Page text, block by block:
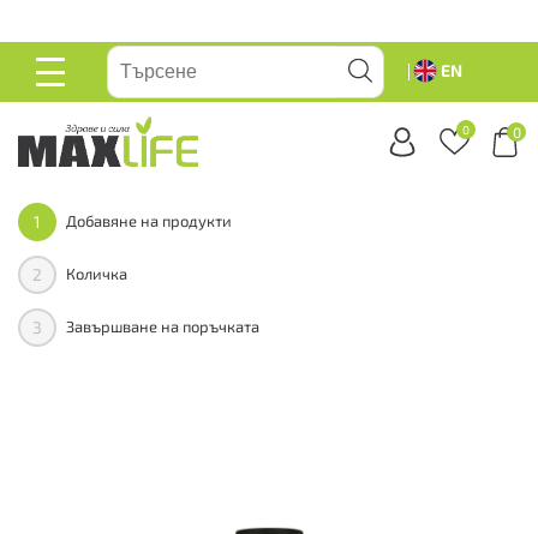
ОСНОВНО
EN
0 0
1 Добавяне на продукти
2 Количка
3 Завършване на поръчката